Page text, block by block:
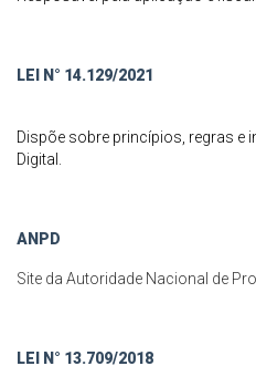
LEI N° 14.129/2021
Dispõe sobre princípios, regras e
Digital.
ANPD
Site da Autoridade Nacional de
LEI N° 13.709/2018